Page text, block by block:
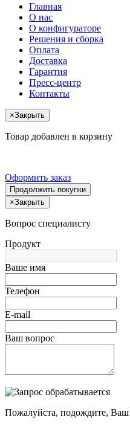
Главная
О нас
О конфигураторе
Решения и сборка
Оплата
Доставка
Гарантия
Пресс-центр
Контакты
×Закрыть
Товар добавлен в корзину
Оформить заказ
Продолжить покупки
×Закрыть
Вопрос специалисту
Продукт
Ваше имя
Телефон
E-mail
Ваш вопрос
Пожалуйста, подождите, Ваш